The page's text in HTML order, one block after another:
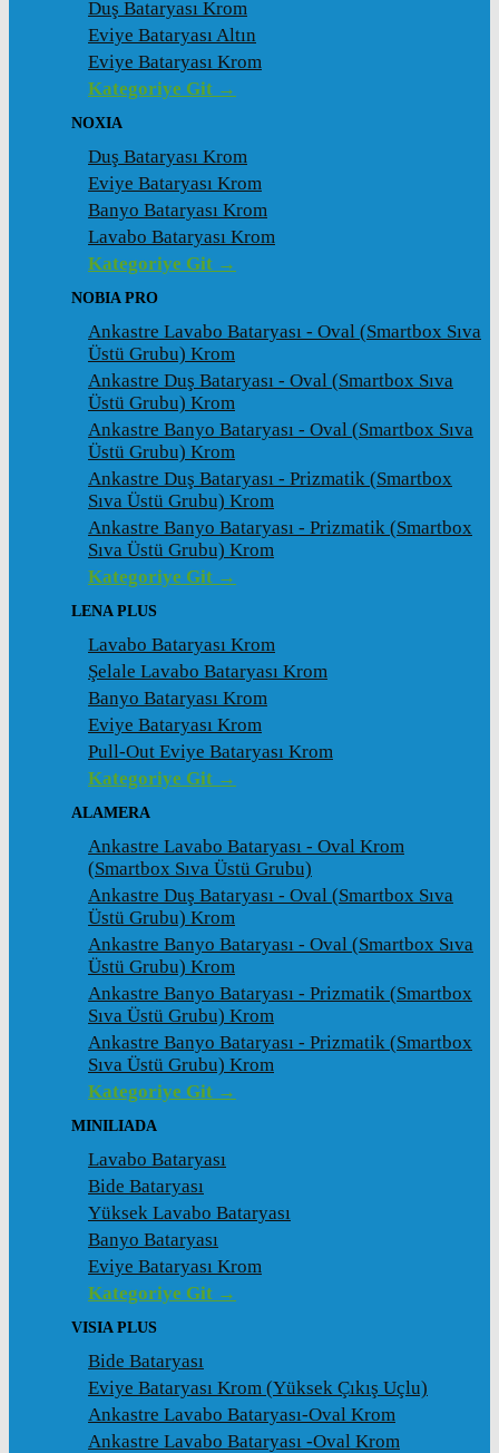
Duş Bataryası Krom
Eviye Bataryası Altın
Eviye Bataryası Krom
Kategoriye Git →
NOXIA
Duş Bataryası Krom
Eviye Bataryası Krom
Banyo Bataryası Krom
Lavabo Bataryası Krom
Kategoriye Git →
NOBIA PRO
Ankastre Lavabo Bataryası - Oval (Smartbox Sıva
Üstü Grubu) Krom
Ankastre Duş Bataryası - Oval (Smartbox Sıva
Üstü Grubu) Krom
Ankastre Banyo Bataryası - Oval (Smartbox Sıva
Üstü Grubu) Krom
Ankastre Duş Bataryası - Prizmatik (Smartbox
Sıva Üstü Grubu) Krom
Ankastre Banyo Bataryası - Prizmatik (Smartbox
Sıva Üstü Grubu) Krom
Kategoriye Git →
LENA PLUS
Lavabo Bataryası Krom
Şelale Lavabo Bataryası Krom
Banyo Bataryası Krom
Eviye Bataryası Krom
Pull-Out Eviye Bataryası Krom
Kategoriye Git →
ALAMERA
Ankastre Lavabo Bataryası - Oval Krom
(Smartbox Sıva Üstü Grubu)
Ankastre Duş Bataryası - Oval (Smartbox Sıva
Üstü Grubu) Krom
Ankastre Banyo Bataryası - Oval (Smartbox Sıva
Üstü Grubu) Krom
Ankastre Banyo Bataryası - Prizmatik (Smartbox
Sıva Üstü Grubu) Krom
Ankastre Banyo Bataryası - Prizmatik (Smartbox
Sıva Üstü Grubu) Krom
Kategoriye Git →
MINILIADA
Lavabo Bataryası
Bide Bataryası
Yüksek Lavabo Bataryası
Banyo Bataryası
Eviye Bataryası Krom
Kategoriye Git →
VISIA PLUS
Bide Bataryası
Eviye Bataryası Krom (Yüksek Çıkış Uçlu)
Ankastre Lavabo Bataryası-Oval Krom
Ankastre Lavabo Bataryası -Oval Krom